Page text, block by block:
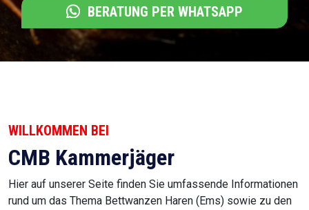
BERATUNG PER WHATSAPP
WILLKOMMEN BEI
CMB Kammerjäger
Hier auf unserer Seite finden Sie umfassende Informationen
rund um das Thema Bettwanzen Haren (Ems) sowie zu den